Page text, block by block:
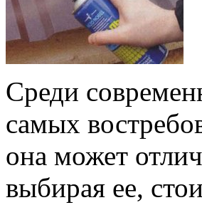
Среди
самых
она может
выбирая ее,